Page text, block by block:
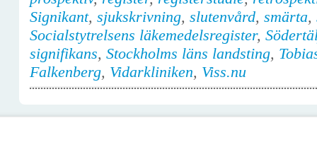
Signikant, sjukskrivning, slutenvård, smärta,
Socialstytrelsens läkemedelsregister,
signifikans, Stockholms läns landsting,
Falkenberg, Vidarkliniken, Viss.nu